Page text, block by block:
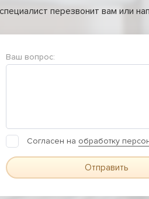
перезвонит вам или
Ваш вопрос:
Согласен на обработку
Отправить